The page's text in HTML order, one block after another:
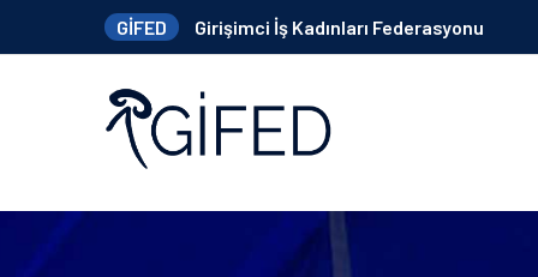
GİFED Girişimci İş Kadınları Federasyonu